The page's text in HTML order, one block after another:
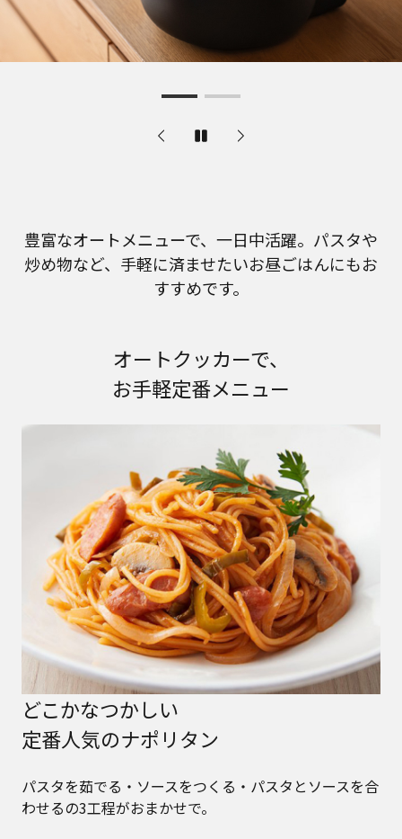
豊富なオートメニューで、一日中活躍。パスタや
炒め物など、手軽に済ませたいお昼ごはんにもお
すすめです。
オートクッカーで、
お手軽定番メニュー
どこかなつかしい
定番人気のナポリタン
パスタを茹でる・ソースをつくる・パスタとソースを合
わせるの3工程がおまかせで。